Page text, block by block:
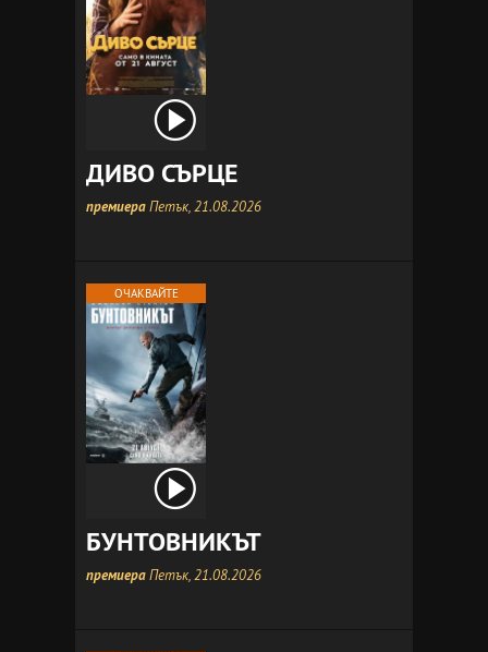
ДИВО СЪРЦЕ
премиераПетък, 21.08.2026
ОЧАКВАЙТЕ
БУНТОВНИКЪТ
премиераПетък, 21.08.2026